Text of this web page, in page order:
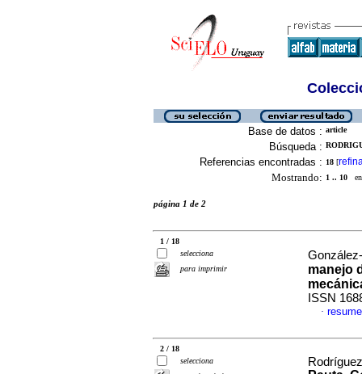
Base de datos : article
Búsqueda :
Referencias encontradas : 18 [
Mostrando: 1 .. 10 en
página 1 de 2
1 / 18
selecciona
para imprimir
manejo
ISSN
·
2 / 18
selecciona